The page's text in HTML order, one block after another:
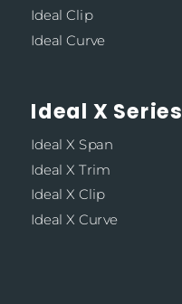
Ideal Clip
Ideal Curve
Ideal X Series
Ideal X Span
Ideal X Trim
Ideal X Clip
Ideal X Curve